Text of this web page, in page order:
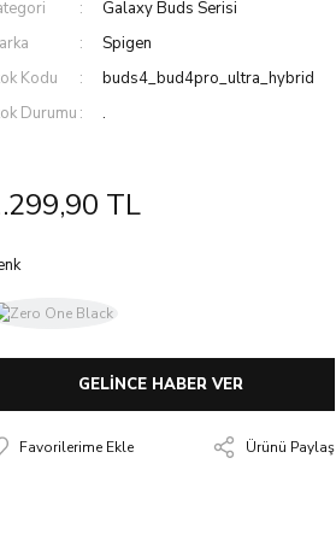
Galaxy Buds Serisi
Spigen
Kodu
buds4_bud4pro_ultra_hybrid
Durumu
.
TL
GELİNCE HABER VER
Ürünü Paylaş